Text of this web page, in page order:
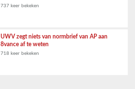
737 keer bekeken
UWV zegt niets van normbrief van AP aan
8vance af te weten
718 keer bekeken